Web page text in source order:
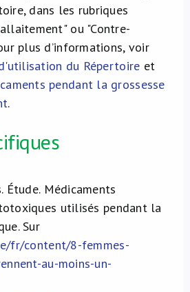
dans les rubriques
ou "Contre-
plus d’informations, voir
du Répertoire et
pendant la grossesse
.
Étude. Médicaments
utilisés pendant la
Sur
fr/content/8-femmes-
au-moins-un-